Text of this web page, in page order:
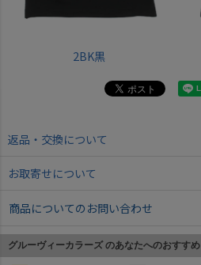
2BK黒
返品・交換について
お取寄せについて
商品についてのお問い合わせ
グルーヴィーカラーズ のあなたへのおすすめ